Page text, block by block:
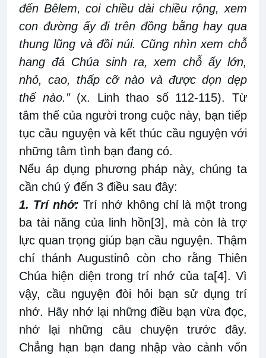
đến Bêlem, coi chiều dài chiều rộng, xem
con đường ấy đi trên đồng bằng hay qua
thung lũng và đồi núi. Cũng nhìn xem chỗ
hang đá Chúa sinh ra, xem chỗ ấy lớn,
nhỏ, cao, thấp cỡ nào và được dọn dẹp
thế nào.”(x. Linh thao số 112-115). Từ
tâm thế của người trong cuộc này, bạn tiếp
tục cầu nguyện và kết thúc cầu nguyện với
những tâm tình bạn đang có.
Nếu áp dụng phương pháp này, chúng ta
cần chú ý đến 3 điều sau đây:
1. Trí nhớ: Trí nhớ không chỉ là một trong
ba tài năng của linh hồn[3], mà còn là trợ
lực quan trọng giúp bạn cầu nguyện. Thậm
chí thánh Augustinô còn cho rằng Thiên
Chúa hiện diện trong trí nhớ của ta[4]. Vì
vậy, cầu nguyện đòi hỏi bạn sử dụng trí
nhớ. Hãy nhớ lại những điều bạn vừa đọc,
nhớ lại những câu chuyện trước đây.
Chẳng hạn bạn đang nhập vào cảnh vốn